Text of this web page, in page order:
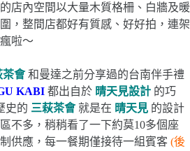
店內空間以大量木質格柵、白牆及暖
，整間店都好有質感、好好拍，連架
啦～
茶會和曼達之前分享過的台南伴手禮
KABI 都出自於 晴天見設計 的巧
史的 三萩茶會 就是在 晴天見 的設計
不多，稍稍看了一下約莫10多個座
供應，每一餐期僅接待一組賓客 (後